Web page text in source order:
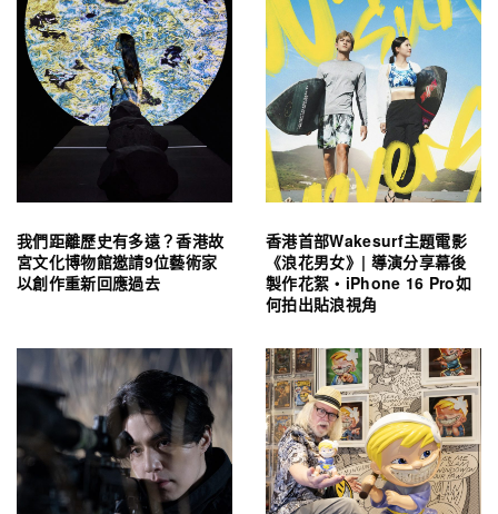
我們距離歷史有多遠？香港故
宮文化博物館邀請9位藝術家
以創作重新回應過去
香港首部Wakesurf主題電影
《浪花男女》| 導演分享幕後
製作花絮・iPhone 16 Pro如
何拍出貼浪視角